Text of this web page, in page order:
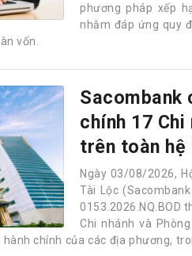
phương pháp xếp
nhằm đáp ứng quy
vốn.
Sacombank
chính 17 Chi
trên toàn hệ
Ngày 03/08/2026,
Tài Lộc
0153.2026.NQ.BOD
Chi nhánh và
chính của các địa phương,